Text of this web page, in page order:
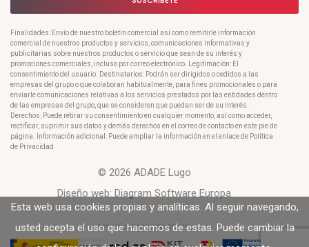
Finalidades: Envío de nuestro boletín comercial así como remitirle información
comercial de nuestros productos y servicios, comunicaciones informativas y
publicitarias sobre nuestros productos o servicio que sean de su interés y
promociones comerciales, incluso por correo electrónico. Legitimación: El
consentimiento del usuario. Destinatarios: Podrán ser dirigidos o cedidos a las
empresas del grupo o que colaboran habitualmente, para fines promocionales o para
enviarle comunicaciones relativas a los servicios prestados por las entidades dentro
de las empresas del grupo, que se consideren que puedan ser de su interés.
Derechos: Puede retirar su consentimiento en cualquier momento, así como acceder,
rectificar, suprimir sus datos y demás derechos en el correo de contacto en este pie de
página. Información adicional: Puede ampliar la información en el enlace de Política
de Privacidad
© 2026 ADADE Lugo
Diseño web: Diagram Software Europa
Esta web usa cookies propias y analíticas. Al seguir navegando,
usted acepta el uso que hacemos de estas. Puede cambiar la